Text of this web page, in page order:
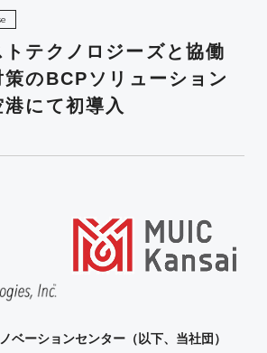
トテクノロジーズと協働
策のBCPソリューション
にて初導入
ベーションセンター（以下、当社団）